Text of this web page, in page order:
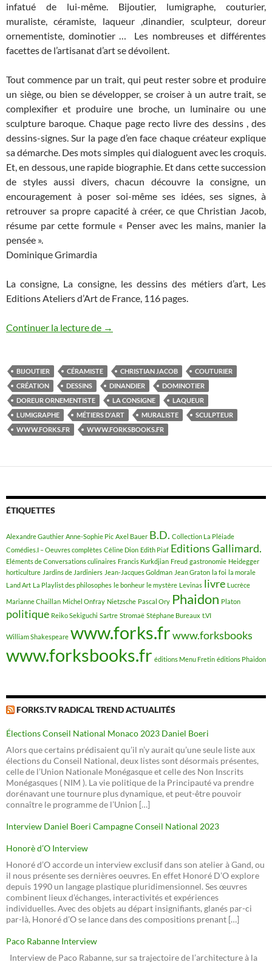
infatué de lui-même. Bijoutier, lumigraphe, couturier,
muraliste, céramiste, laqueur ,dinandier, sculpteur, doreur
ornementiste, dominotier … Les nombreuses et différentes
facettes de l’artisanat d’art se dévoilent.
Tout commence par un trait, qui peut rester sobre et produire
un siège, ou bien se développer, se croiser à un autre trait, se
complexifier et produire une broche, un luminaire ou une
sculpture baroque. Chaque page recto livre des dessins , des
dessins-signes. Sur la page d’en face chaque créateur explique
sa démarche. Des mots simples qui dialoguent avec les croquis.
Et, en dessous, une rapide biographie. Et dans cette succession
de styles aussi divers, chacun découvre la consigne, un
encouragement à poser soi-même ses idées, ses signes, à
retrouver sa propre capacité à créer, ce que Christian Jacob,
résume par cette formule « Penser avec les mains, manier la
pensée ».
Dominique Grimardia
La consigne, La consigne, les dessins des métiers d’art, Les
Editions Ateliers d’Art de France, 116 pages.
Continuer la lecture de LA CONSIGNE
→
BIJOUTIER CÉRAMISTE CHRISTIAN JACOB
COUTURIER
CRÉATION
DESSINS DINANDIER
DOMINOTIER
DOREUR ORNEMENTISTE
LA CONSIGNE
LAQUEUR
LUMIGRAPHE
MÉTIERS D'ART MURALISTE
SCULPTEUR
WWW.FORKS.FR
WWW.FORKSBOOKS.FR
ÉTIQUETTES
Alexandre Gauthier Anne-Sophie Pic Axel Bauer B.D. Collection La Pléiade
Comédies.I – Oeuvres complètes Céline Dion Edith Piaf Editions Gallimard.
Eléments de Conversations culinaires Francis Kurkdjian Freud gastronomie Heidegger
horticulture Jardins de Jardiniers Jean-Jacques Goldman Jean Graton la foi la morale
Land Art La Playlist des philosophes le bonheur le mystère Levinas livre Lucrèce
Marianne Chaillan Michel Onfray Nietzsche Pascal Ory Phaidon Platon
politique Reiko Sekiguchi Sartre Stromaë Stéphane Bureaux t.VI
William Shakespeare www.forks.frwww.forksbooks
www.forksbooks.fr éditions Menu Fretin éditions Phaidon
FORKS.TV RADICAL TREND ACTUALITÉS
Élections Conseil National Monaco 2023 Daniel Boeri
Alors que certains prédisaient qu’il n’y aurait qu’une seule liste aux
élections du Conseil National, deux listes sont désormais présentes,
celle de l’Union Nationale Monégasque et celle des Non Inscrits
Monégasques ( NIM ). La vie politique de la Principauté va prendre
dorénavant une tournure plus dynamique, et peut-être pouvoir
connaître le programme de l’Union […]
Interview Daniel Boeri Campagne Conseil National 2023
Honorè d’O Interview
Honoré d’O accorde un interview exclusif dans son atelier à Gand, ou
il nous présente ses dernières oeuvres. En effet Honoré D’O explore
depuis 1990 un langage plastique pluridimensionnel. Ses œuvres
combinent lieux d’échanges, interactivités et expériences
individuelles. Avec des objets au départ insignifiants, glanés par-ci
par-là, Honoré d’O se lance dans des compositions prenant […]
Paco Rabanne Interview
Interview de Paco Rabanne, sur sa trajectoire de l’architecture à la